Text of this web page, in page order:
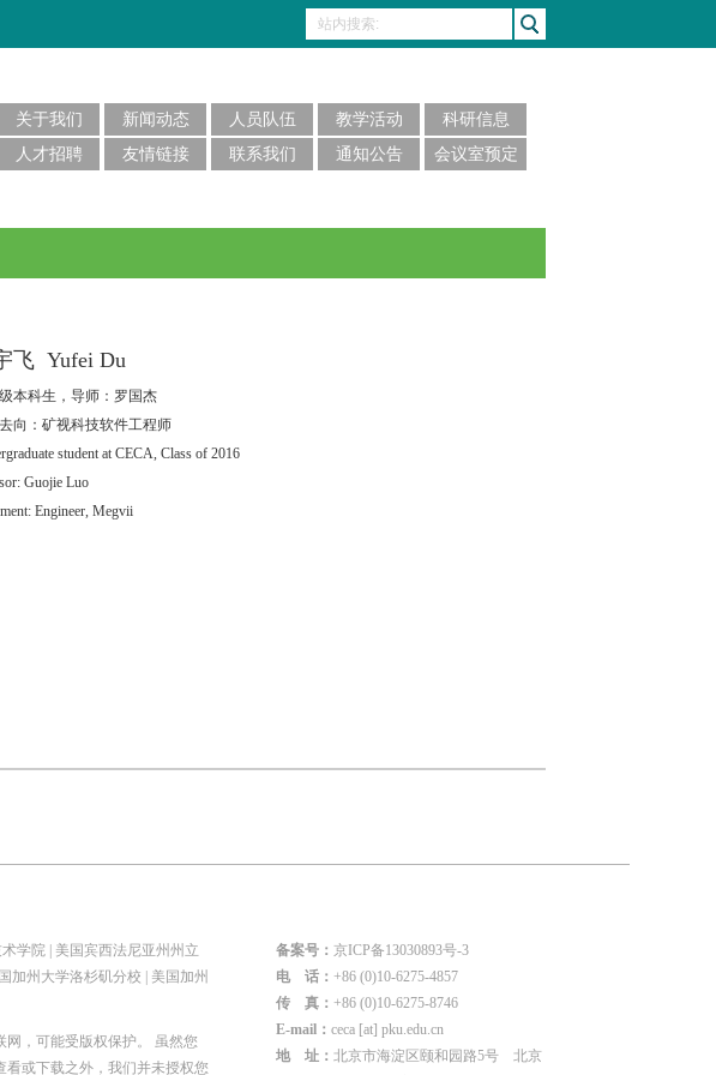
关于我们 新闻动态 人员队伍 教学活动
科研信息
人才招聘 友情链接 联系我们 通知公告 会议室预定
飞 Yufei Du
本科生，导师：罗国杰
向：矿视科技软件工程师
student at CECA, Class of 2016
Guojie Luo
Engineer, Megvii
学院
美国宾西法尼亚州州立
加州大学洛杉矶分校
美国加州
，可能受版权保护。 虽然您
或下载之外，我们并未授权您
备案号： 京ICP备13030893号-3
电 话： +86 (0)10-6275-4857
传 真： +86 (0)10-6275-8746
E-mail： ceca [at] pku.edu.cn
地 址： 北京市海淀区颐和园路5号 北京